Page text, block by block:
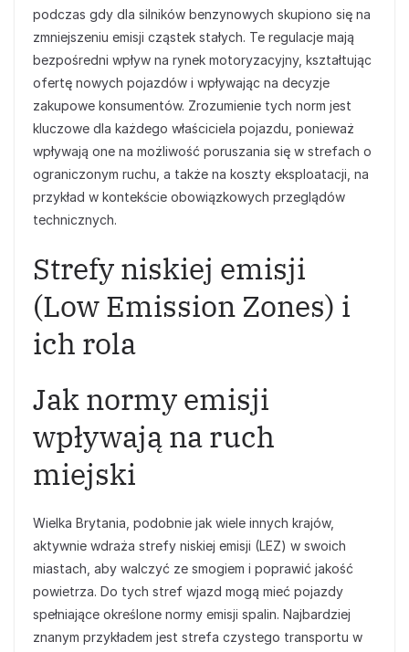
podczas gdy dla silników benzynowych skupiono się na
zmniejszeniu emisji cząstek stałych. Te regulacje mają
bezpośredni wpływ na rynek motoryzacyjny, kształtując
ofertę nowych pojazdów i wpływając na decyzje
zakupowe konsumentów. Zrozumienie tych norm jest
kluczowe dla każdego właściciela pojazdu, ponieważ
wpływają one na możliwość poruszania się w strefach o
ograniczonym ruchu, a także na koszty eksploatacji, na
przykład w kontekście obowiązkowych przeglądów
technicznych.
Strefy niskiej emisji
(Low Emission Zones) i
ich rola
Jak normy emisji
wpływają na ruch
miejski
Wielka Brytania, podobnie jak wiele innych krajów,
aktywnie wdraża strefy niskiej emisji (LEZ) w swoich
miastach, aby walczyć ze smogiem i poprawić jakość
powietrza. Do tych stref wjazd mogą mieć pojazdy
spełniające określone normy emisji spalin. Najbardziej
znanym przykładem jest strefa czystego transportu w